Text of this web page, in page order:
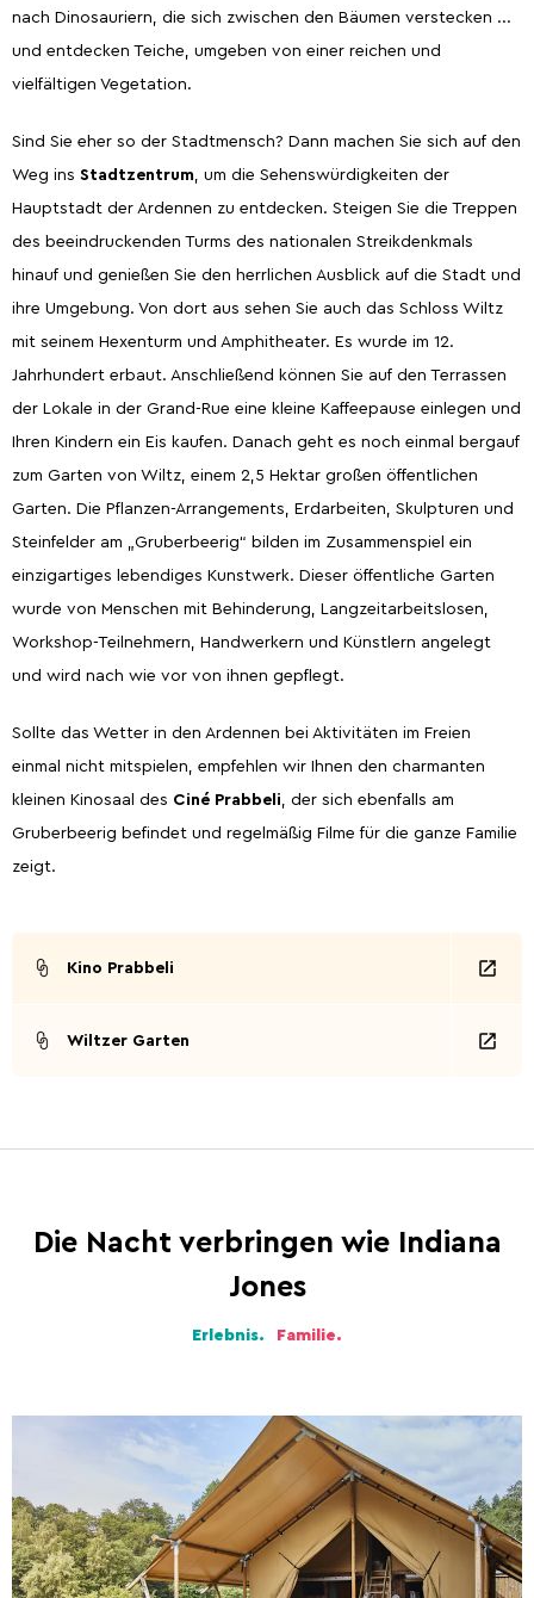
nach Dinosauriern, die sich zwischen den Bäumen verstecken ...
und entdecken Teiche, umgeben von einer reichen und
vielfältigen Vegetation.
Sind Sie eher so der Stadtmensch? Dann machen Sie sich auf den
Weg ins Stadtzentrum , um die Sehenswürdigkeiten der
Hauptstadt der Ardennen zu entdecken. Steigen Sie die Treppen
des beeindruckenden Turms des nationalen Streikdenkmals
hinauf und genießen Sie den herrlichen Ausblick auf die Stadt und
ihre Umgebung. Von dort aus sehen Sie auch das Schloss Wiltz
mit seinem Hexenturm und Amphitheater. Es wurde im 12.
Jahrhundert erbaut. Anschließend können Sie auf den Terrassen
der Lokale in der Grand-Rue eine kleine Kaffeepause einlegen und
Ihren Kindern ein Eis kaufen. Danach geht es noch einmal bergauf
zum Garten von Wiltz, einem 2,5 Hektar großen öffentlichen
Garten. Die Pflanzen-Arrangements, Erdarbeiten, Skulpturen und
Steinfelder am „Gruberbeerig“ bilden im Zusammenspiel ein
einzigartiges lebendiges Kunstwerk. Dieser öffentliche Garten
wurde von Menschen mit Behinderung, Langzeitarbeitslosen,
Workshop-Teilnehmern, Handwerkern und Künstlern angelegt
und wird nach wie vor von ihnen gepflegt.
Sollte das Wetter in den Ardennen bei Aktivitäten im Freien
einmal nicht mitspielen, empfehlen wir Ihnen den charmanten
kleinen Kinosaal des Ciné Prabbeli , der sich ebenfalls am
Gruberbeerig befindet und regelmäßig Filme für die ganze Familie
zeigt.
Kino Prabbeli
Wiltzer Garten
Die Nacht verbringen wie Indiana
Jones
Erlebnis. Familie.